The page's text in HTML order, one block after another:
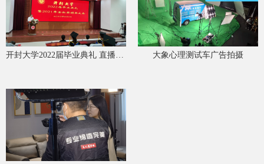
大象心理测试车广告拍摄